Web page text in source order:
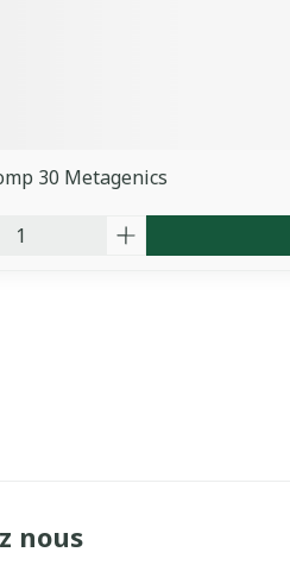
30 Metagenics
nous